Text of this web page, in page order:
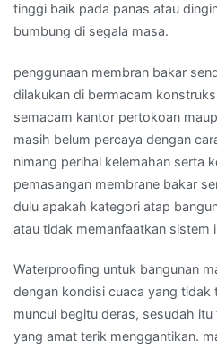
tinggi baik pada panas atau
bumbung di segala masa.
penggunaan membran bakar
dilakukan di bermacam
semacam kantor pertokoan
masih belum percaya dengan
nimang perihal kelemahan serta
pemasangan membrane bakar
dulu apakah kategori atap
atau tidak memanfaatkan sistem
Waterproofing untuk bangunan
dengan kondisi cuaca yang tidak
muncul begitu deras, sesudah
yang amat terik menggantikan.